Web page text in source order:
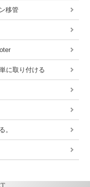
移管
に取り付ける
。